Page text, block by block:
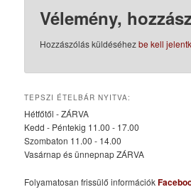
Vélemény,
Hozzászólás küldéséhezbe kell
TEPSZI ÉTELBÁR NYITVA:
Hétfőtől - ZÁRVA
Kedd - Péntekig 11.00 - 17.00
Szombaton 11.00 - 14.00
Vasárnap és ünnepnap ZÁRVA
Folyamatosan frissülő információk